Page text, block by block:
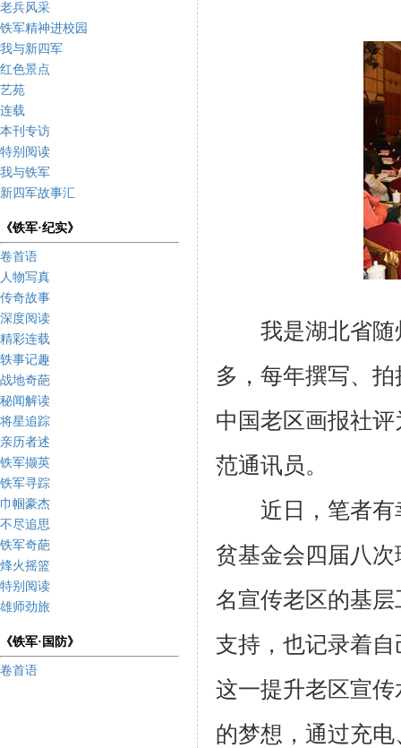
老兵风采
铁军精神进校园
我与新四军
红色景点
艺苑
连载
本刊专访
特别阅读
我与铁军
新四军故事汇
《铁军·纪实》
卷首语
人物写真
传奇故事
深度阅读
精彩连载
轶事记趣
战地奇葩
秘闻解读
将星追踪
亲历者述
铁军撷英
铁军寻踪
巾帼豪杰
不尽追思
铁军奇葩
烽火摇篮
特别阅读
雄师劲旅
《铁军·国防》
卷首语
我是湖北省随
多，每年撰写、
中国老区画报社
范通讯员。
近日，笔者有
贫基金会四届八
名宣传老区的基
支持，也记录着
这一提升老区宣
的梦想，通过充